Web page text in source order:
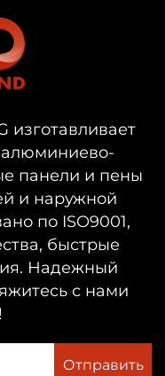
площадью
офисным
метров.
гарантирует
эффективную
и
каждого заказа.
является
превосходной
дизайне. Будучи
изготавливает
алюминиево-
панели и пены
и наружной
по ISO9001,
быстрые
Надежный
с нами